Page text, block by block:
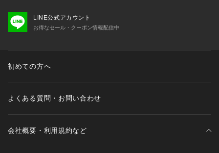
LINE公式アカウント
お得なセール・クーポン情報配信中
初めての方へ
よくある質問・お問い合わせ
会社概要・利用規約など